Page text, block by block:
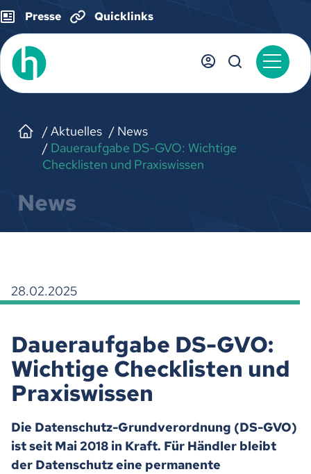
Presse Quicklinks
Aktuelles
News
Daueraufgabe DS-GVO: Wichtige
Checklisten und Praxiswissen
News
28.02.2025
Daueraufgabe DS-GVO:
Wichtige Checklisten und
Praxiswissen
Die Datenschutz-Grundverordnung (DS-GVO)
ist seit Mai 2018 in Kraft. Für Händler bleibt
der Datenschutz eine permanente